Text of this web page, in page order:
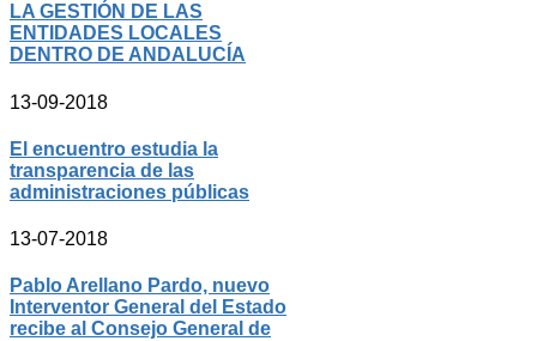
LA GESTIÓN DE LAS
ENTIDADES LOCALES
DENTRO DE ANDALUCÍA
13-09-2018
El encuentro estudia la
transparencia de las
administraciones públicas
13-07-2018
Pablo Arellano Pardo, nuevo
Interventor General del Estado
recibe al Consejo General de